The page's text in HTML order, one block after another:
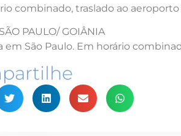
combinado, traslado ao
SÃO PAULO/ GOIÂNIA
em São Paulo. Em horário